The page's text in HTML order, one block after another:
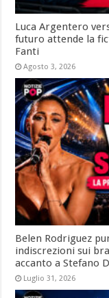
Luca Argentero
futuro attende la
Fanti
Agosto 3, 2026
Belen Rodriguez
indiscrezioni sui
accanto a Stefano
Luglio 31, 2026